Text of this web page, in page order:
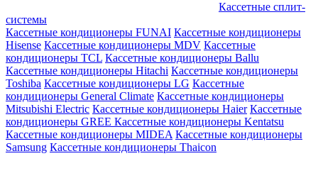
Кассетные сплит-
системы
Кассетные кондиционеры FUNAI Кассетные кондиционеры
Hisense Кассетные кондиционеры MDV Кассетные
кондиционеры TCL Кассетные кондиционеры Ballu
Кассетные кондиционеры Hitachi Кассетные кондиционеры
Toshiba Кассетные кондиционеры LG Кассетные
кондиционеры General Climate Кассетные кондиционеры
Mitsubishi Electric Кассетные кондиционеры Haier Кассетные
кондиционеры GREE Кассетные кондиционеры Kentatsu
Кассетные кондиционеры MIDEA Кассетные кондиционеры
Samsung Кассетные кондиционеры Thaicon